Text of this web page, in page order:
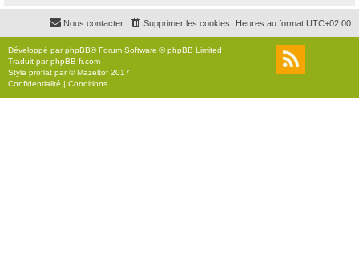
r
c
r
Heures au format UTC+02:00
Supprimer les cookies
Nous contacter
Développé parphpBB® Forum Software © phpBB Limited
Traduit parphpBB-fr.com
Style proflat par ©Mazeltof 2017
Confidentialité | Conditions